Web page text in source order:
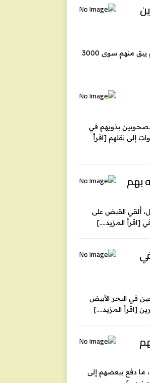
بعد أسبوع على عبور أكثر من 70 ألف مهاجر إلى جيب سبتة الإسباني قادمين من المغرب، لم يبق منهم سوى 3000
بذويهم في
إلى نقلهم [اقرأ
بهم
أُلقي القبض على
[اقرأ المزيد….]
في
في البحر الأبيض
[اقرأ المزيد….]
ما دفع ببعضهم إلى